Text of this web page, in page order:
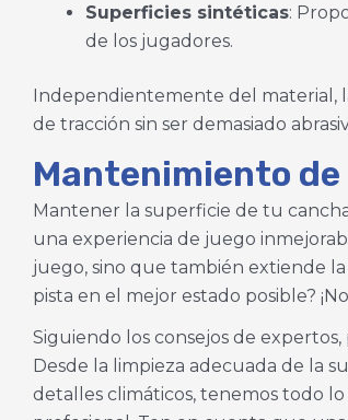
Superficies sintéticas:
de los jugadores.
Independientemente del material,
de tracción sin ser demasiado
Mantenimiento
Mantener la superficie de tu
una experiencia de juego
juego, sino que también extiende
pista en el mejor estado posible?
Siguiendo los consejos de
Desde la limpieza adecuada de la
detalles climáticos, tenemos todo